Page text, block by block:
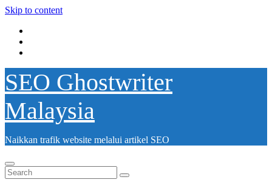
Skip to content
SEO Ghostwriter
Malaysia
Naikkan trafik website melalui artikel SEO